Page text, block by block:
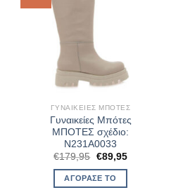
ΓΥΝΑΙΚΕΊΕΣ ΜΠΌΤΕΣ
Γυναικείες Μπότες
ΜΠΟΤΕΣ σχέδιο:
N231A0033
€179,95 Original
was:
€179,95.
€89,95Η
ΑΓΌΡΑΣΈ ΤΟ